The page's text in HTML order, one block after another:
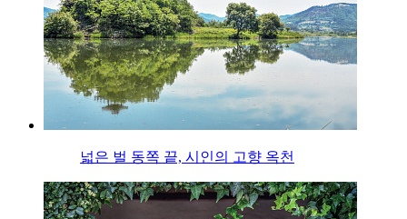
넓은 벌 동쪽 끝, 시인의 고향 옥천